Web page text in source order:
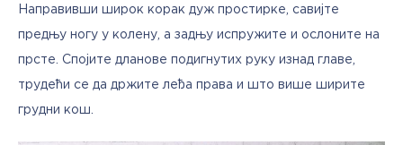
Направивши широк корак дуж простирке, савијте
предњу ногу у колену, а задњу испружите и ослоните на
прсте. Спојите дланове подигнутих руку изнад главе,
трудећи се да држите леђа права и што више ширите
грудни кош.